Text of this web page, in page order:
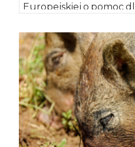
Europejskiej o pomoc